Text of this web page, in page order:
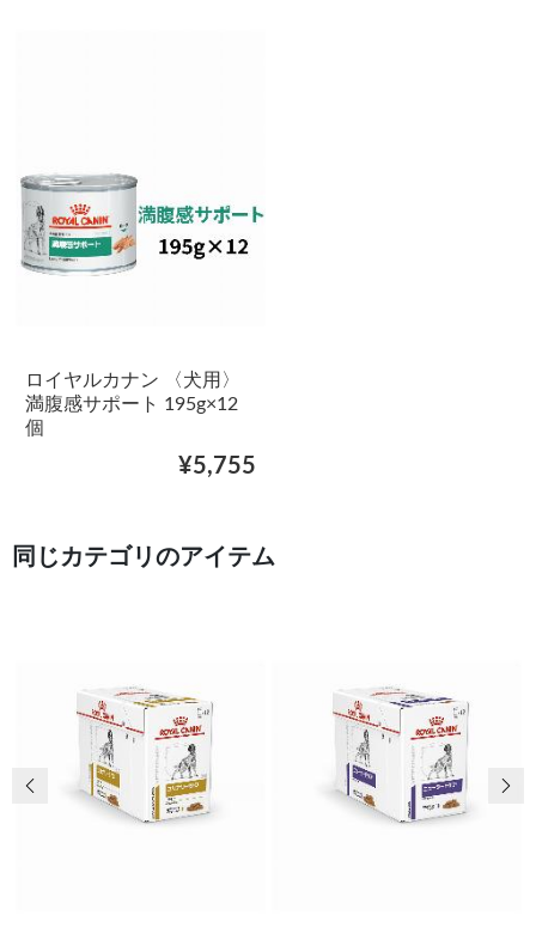
ロイヤルカナン 〈犬用〉
満腹感サポート 195g×12
個
¥5,755
同じカテゴリのアイテム
前の画像 次